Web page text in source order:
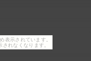
表示されています。
れなくなります。